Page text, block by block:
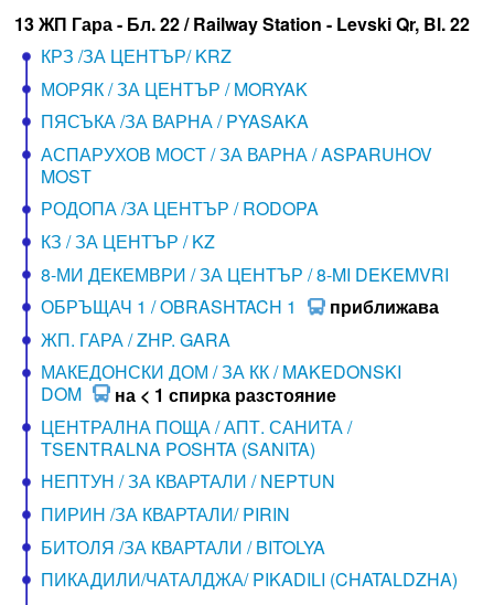
13 ЖП Гара - Бл. 22 / Railway Station - Levski Qr, Bl. 22
КРЗ /ЗА ЦЕНТЪР/ KRZ
МОРЯК / ЗА ЦЕНТЪР / MORYAK
ПЯСЪКА /ЗА ВАРНА / PYASAKA
АСПАРУХОВ МОСТ / ЗА ВАРНА / ASPARUHOV
MOST
РОДОПА /ЗА ЦЕНТЪР / RODOPA
КЗ / ЗА ЦЕНТЪР / KZ
8-МИ ДЕКЕМВРИ / ЗА ЦЕНТЪР / 8-MI DEKEMVRI
ОБРЪЩАЧ 1 / OBRASHTACH 1
приближава
ЖП. ГАРА / ZHP. GARA
МАКЕДОНСКИ ДОМ / ЗА КК / MAKEDONSKI
DOM
на < 1 спирка разстояние
ЦЕНТРАЛНА ПОЩА / АПТ. САНИТА /
TSENTRALNA POSHTA (SANITA)
НЕПТУН / ЗА КВАРТАЛИ / NEPTUN
ПИРИН /ЗА КВАРТАЛИ/ PIRIN
БИТОЛЯ /ЗА КВАРТАЛИ / BITOLYA
ПИКАДИЛИ/ЧАТАЛДЖА/ PIKADILI (CHATALDZHA)